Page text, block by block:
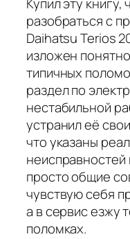
Купил эту
разобраться с
Daihatsu Terios
изложен
типичных
раздел по
нестабильной
устранил её
что указаны
просто общие
чувствую себя
а в сервис езжу
поломках.